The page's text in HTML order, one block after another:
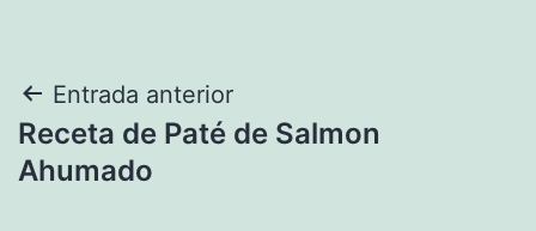
Navegación
de
Entrada anterior
Receta de Paté de Salmon
Ahumado